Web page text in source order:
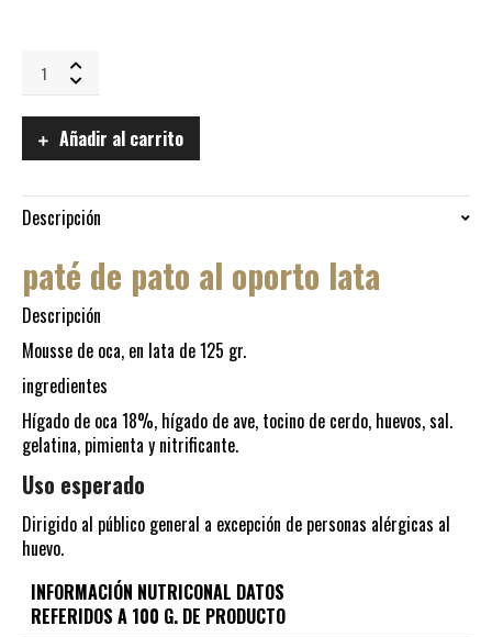
oporto
quantity
Añadir al carrito
Descripción
paté de pato al oporto lata
Descripción
Mousse de oca, en lata de 125 gr.
ingredientes
Hígado de oca 18%, hígado de ave, tocino de cerdo, huevos, sal.
gelatina, pimienta y nitrificante.
Uso esperado
Dirigido al público general a excepción de personas alérgicas al
huevo.
INFORMACIÓN NUTRICONAL DATOS
REFERIDOS A 100 G. DE PRODUCTO